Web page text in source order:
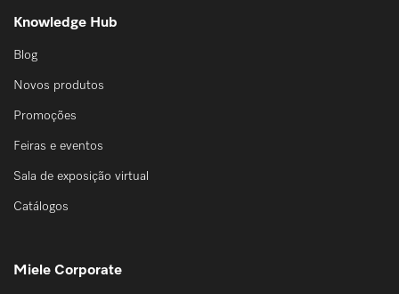
Knowledge Hub
Blog
Novos produtos
Promoções
Feiras e eventos
Sala de exposição virtual
Catálogos
Miele Corporate